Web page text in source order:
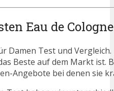
Eau de
Damen Test und
Beste auf dem Markt ist.
Angebote bei denen sie